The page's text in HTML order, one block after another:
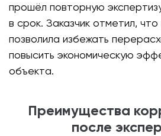
прошёл повторную
в срок. Заказчик отметил,
позволила избежать
повысить экономическую
объекта.
Преимущества
после